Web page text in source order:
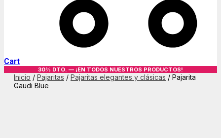
Cart
30% DTO. — ¡EN TODOS NUESTROS PRODUCTOS!
Inicio / Pajaritas / Pajaritas elegantes y clásicas / Pajarita
Gaudi Blue